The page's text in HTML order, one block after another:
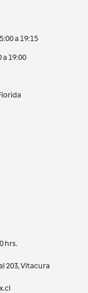
a 19:15
a 19:00
hrs.
203, Vitacura